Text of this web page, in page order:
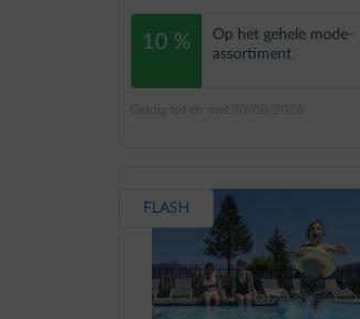
10 %
Op het gehele mode-
assortiment
FLASH